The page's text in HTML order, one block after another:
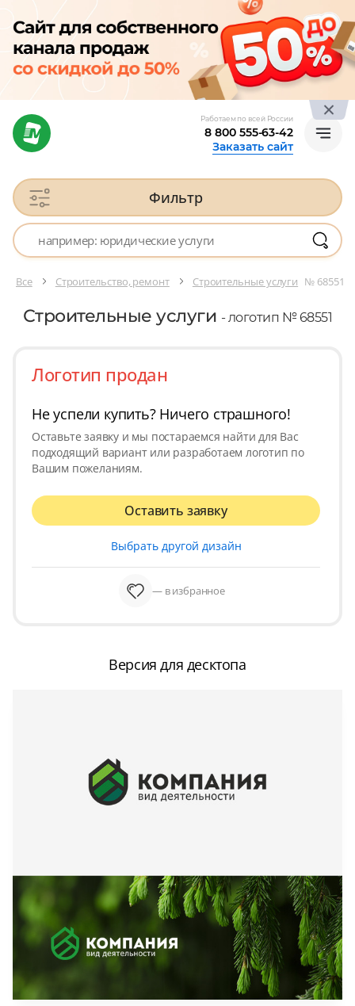
Работаем по всей России
8 800 555-63-42
Заказать сайт
Фильтр
Все Строительство, ремонт Строительные услуги № 68551
Строительные услуги - логотип № 68551
Логотип продан
Не успели купить? Ничего страшного!
Оставьте заявку и мы постараемся найти для Вас
подходящий вариант или разработаем логотип по
Вашим пожеланиям.
Оставить заявку
Выбрать другой дизайн
— в избранное
Версия для десктопа